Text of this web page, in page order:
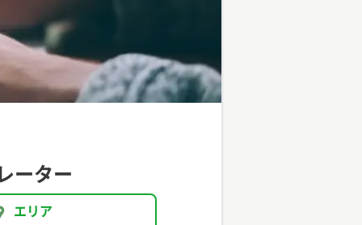
ーター
エリア